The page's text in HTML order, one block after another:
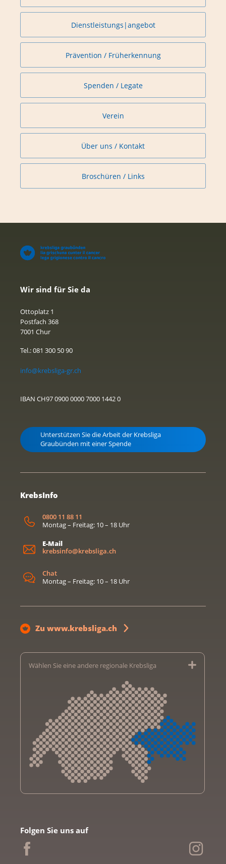
Dienstleistungs|angebot
Prävention / Früherkennung
Spenden / Legate
Verein
Über uns / Kontakt
Broschüren / Links
Wir sind für Sie da
Ottoplatz 1
Postfach 368
7001 Chur
Tel.: 081 300 50 90
info@krebsliga-gr.ch
IBAN CH97 0900 0000 7000 1442 0
Unterstützen Sie die Arbeit der Krebsliga
Graubünden mit einer Spende
KrebsInfo
0800 11 88 11
Montag – Freitag: 10 – 18 Uhr
E-Mail
krebsinfo@krebsliga.ch
Chat
Montag – Freitag: 10 – 18 Uhr
Zu www.krebsliga.ch
Wählen Sie eine andere regionale Krebsliga
Krebsliga Bern
Krebsliga Freiburg
Folgen Sie uns auf